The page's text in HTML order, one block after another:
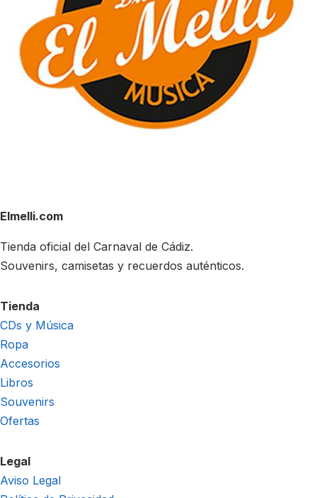
Elmelli.com
Tienda oficial del Carnaval de Cádiz.
Souvenirs, camisetas y recuerdos auténticos.
Tienda
CDs y Música
Ropa
Accesorios
Libros
Souvenirs
Ofertas
Legal
Aviso Legal